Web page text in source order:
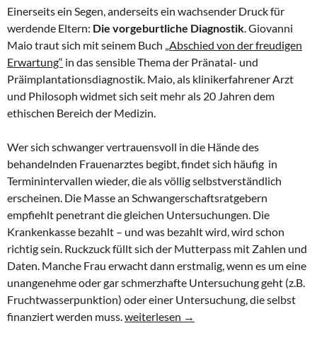
Einerseits ein Segen, anderseits ein wachsender Druck für
werdende Eltern: Die vorgeburtliche Diagnostik. Giovanni
Maio traut sich mit seinem Buch „Abschied von der freudigen
Erwartung“ in das sensible Thema der Pränatal- und
Präimplantationsdiagnostik. Maio, als klinikerfahrener Arzt
und Philosoph widmet sich seit mehr als 20 Jahren dem
ethischen Bereich der Medizin.
Wer sich schwanger vertrauensvoll in die Hände des
behandelnden Frauenarztes begibt, findet sich häufig in
Terminintervallen wieder, die als völlig selbstverständlich
erscheinen. Die Masse an Schwangerschaftsratgebern
empfiehlt penetrant die gleichen Untersuchungen. Die
Krankenkasse bezahlt – und was bezahlt wird, wird schon
richtig sein. Ruckzuck füllt sich der Mutterpass mit Zahlen und
Daten. Manche Frau erwacht dann erstmalig, wenn es um eine
unangenehme oder gar schmerzhafte Untersuchung geht (z.B.
Fruchtwasserpunktion) oder einer Untersuchung, die selbst
finanziert werden muss.Abschied von der freudigen
weiterlesen →